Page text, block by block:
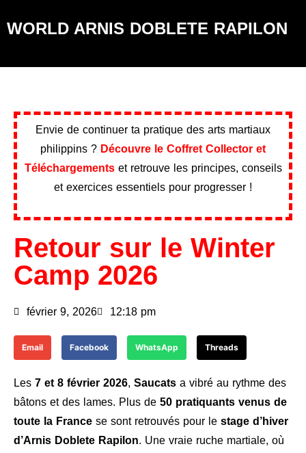
WORLD ARNIS DOBLETE RAPILON
Envie de continuer ta pratique des arts martiaux
philippins ? Découvre le Coffret Collector et
Téléchargementset retrouve les principes, conseils
et exercices essentiels pour progresser !
Retour sur le Winter
Camp 2026
février 9, 2026 12:18 pm
Email Facebook WhatsApp Threads
Les 7 et 8 février 2026, Saucats a vibré au rythme des
bâtons et des lames. Plus de 50 pratiquants venus de
toute la France se sont retrouvés pour le stage d’hiver
d’Arnis Doblete Rapilon. Une vraie ruche martiale, où